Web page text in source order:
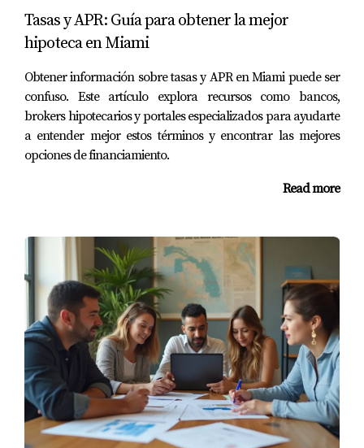
¿Cuánto tiempo lleva el proceso?
Generalmente toma entre 30 a 45 días desde la
aplicación hasta el cierre del nuevo préstamo.
¿Puedo refinanciar si tengo mal crédito?
Es posible, pero las tasas pueden ser menos favorables.
Considera trabajar en mejorar tu puntaje antes de
¿Es mejor hacer un refinanciamiento
convencional o FHA?
Depende de tu situación financiera. Los préstamos FHA
pueden ser más accesibles pero requieren seguro
hipotecario adicional.
¿Cuándo es el mejor momento para
refinanciar?
Generalmente, cuando las tasas bajan significativamente
o cuando cambia tu situación financiera personal.
Tasas y APR: Guía para obtener la mejor
hipoteca en Miami
Obtener información sobre tasas y APR en Miami puede ser
confuso. Este artículo explora recursos como bancos,
brokers hipotecarios y portales especializados para ayudarte
a entender mejor estos términos y encontrar las mejores
opciones de financiamiento.
Read more